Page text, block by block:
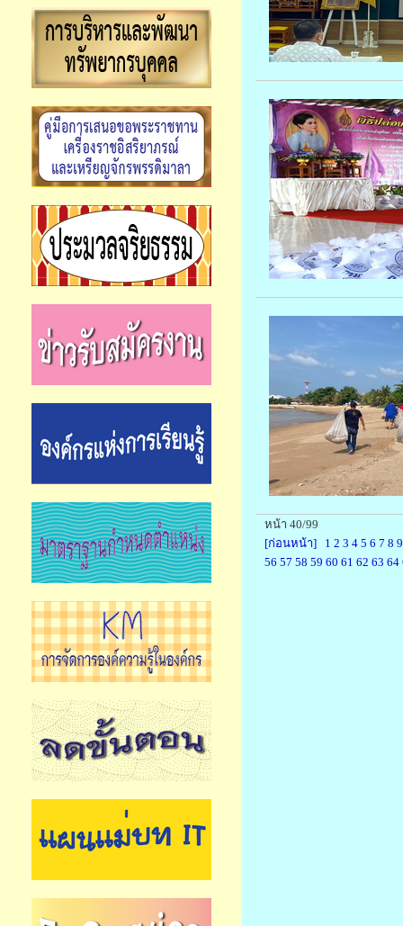
หน้า 40/99
[ก่อนหน้า]
1 2 3 4 5 6 7 8 9
56 57 58 59 60 61 62 63 64